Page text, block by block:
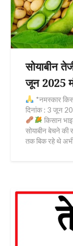
सोयाबीन
जून 2025
*नमस्कार
दिनांक : 3 जून
किसान
सोयाबीन बेचने
तक बिक रहे थे